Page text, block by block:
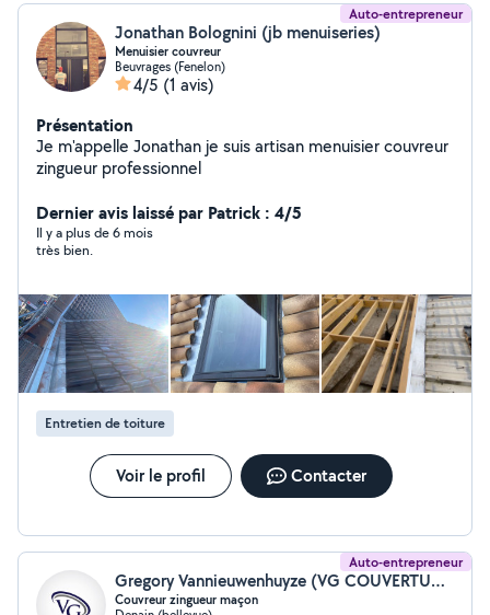
Auto-entrepreneur
Jonathan Bolognini (jb menuiseries)
Menuisier couvreur
Beuvrages (Fenelon)
4/5 (1 avis)
Présentation
Je m'appelle Jonathan je suis artisan menuisier couvreur
zingueur professionnel
Dernier avis laissé par Patrick : 4/5
Il y a plus de 6 mois
très bien.
Entretien de toiture
Voir le profil Contacter
Auto-entrepreneur
Gregory Vannieuwenhuyze (VG COUVERTURE)
Couvreur zingueur maçon